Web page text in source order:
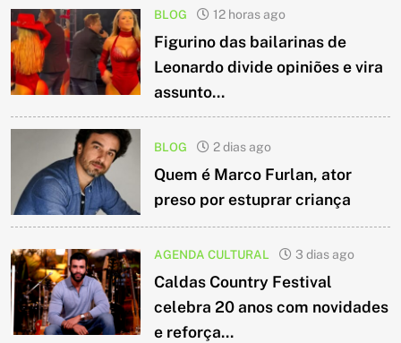
BLOG 12 horas ago
Figurino das bailarinas de
Leonardo divide opiniões e vira
assunto...
BLOG 2 dias ago
Quem é Marco Furlan, ator
preso por estuprar criança
AGENDA CULTURAL 3 dias ago
Caldas Country Festival
celebra 20 anos com novidades
e reforça...